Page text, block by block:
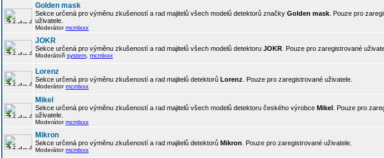
Golden mask
Sekce určená pro výměnu zkušeností a rad majitelů všech modelů detektorů značky Golden mask . Pouze pro
uživatele.
Moderátormcmlxxx
JOKR
Sekce určená pro výměnu zkušeností a rad majitelů všech modelů detektoru JOKR . Pouze pro zaregistrované
Moderátoři system mcmlxxx
Lorenz
Sekce určená pro výměnu zkušeností a rad majitelů detektorů Lorenz . Pouze pro zaregistrované uživatele.
Moderátormcmlxxx
Mikel
Sekce určená pro výměnu zkušeností a rad majitelů všech modelů detektoru českého výrobce Mikel . Pouze pro
uživatele.
Moderátormcmlxxx
Mikron
Sekce určená pro výměnu zkušeností a rad majitelů detektorů Mikron . Pouze pro zaregistrované uživatele.
Moderátormcmlxxx